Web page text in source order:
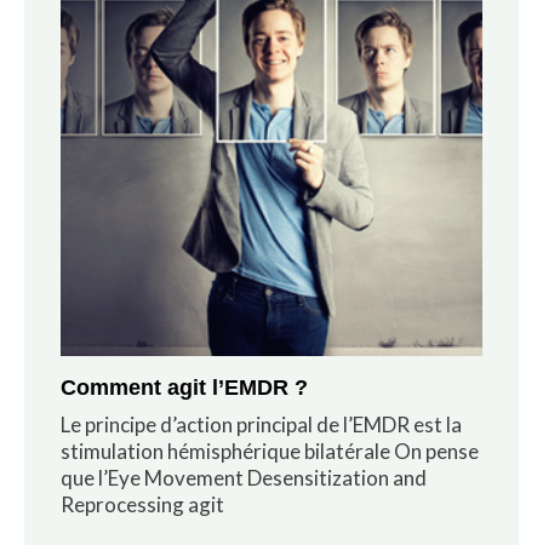
Comment agit l’EMDR ?
Le principe d’action principal de l’EMDR est la
stimulation hémisphérique bilatérale On pense
que l’Eye Movement Desensitization and
Reprocessing agit